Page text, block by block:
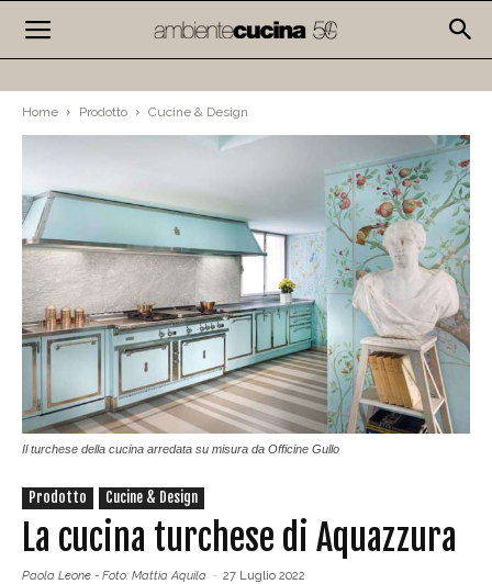
Home Prodotto Cucine & Design
Il turchese della cucina arredata su misura da Officine Gullo
Prodotto Cucine & Design
La cucina turchese di Aquazzura
Paola Leone - Foto: Mattia Aquila - 27 Luglio 2022